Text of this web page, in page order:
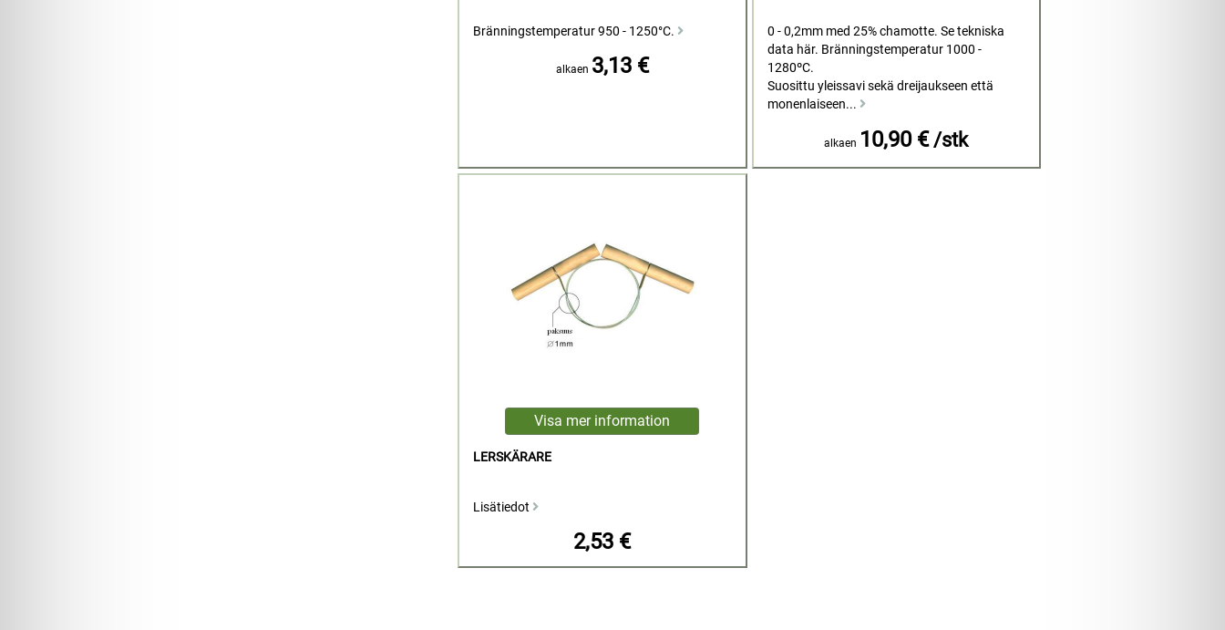
Bränningstemperatur 950 - 1250°C.
alkaen 3,13 €
0 - 0,2mm med 25% chamotte. Se tekniska
data här. Bränningstemperatur 1000 -
1280ºC.
Suosittu yleissavi sekä dreijaukseen että
monenlaiseen...
alkaen 10,90 € /stk
LERSKÄRARE
Lisätiedot
2,53 €